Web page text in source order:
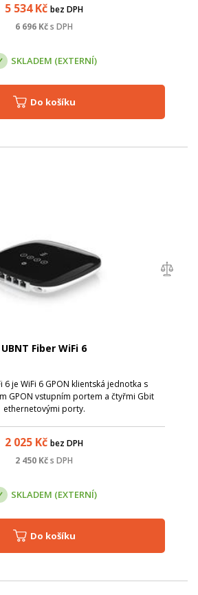
5 534Kč bez DPH
6 696 Kčs DPH
SKLADEM (EXTERNÍ)
Do košíku
UBNT Fiber WiFi 6
6 je WiFi 6 GPON klientská jednotka s
GPON vstupním portem a čtyřmi Gbit
ethernetovými porty.
2 025 Kč bez DPH
2 450 Kčs DPH
SKLADEM (EXTERNÍ)
Do košíku